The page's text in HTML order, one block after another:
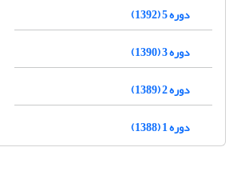
دوره 5 (1392)
دوره 3 (1390)
دوره 2 (1389)
دوره 1 (1388)